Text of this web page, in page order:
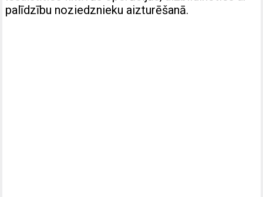
palīdzību noziedznieku aizturēšanā.